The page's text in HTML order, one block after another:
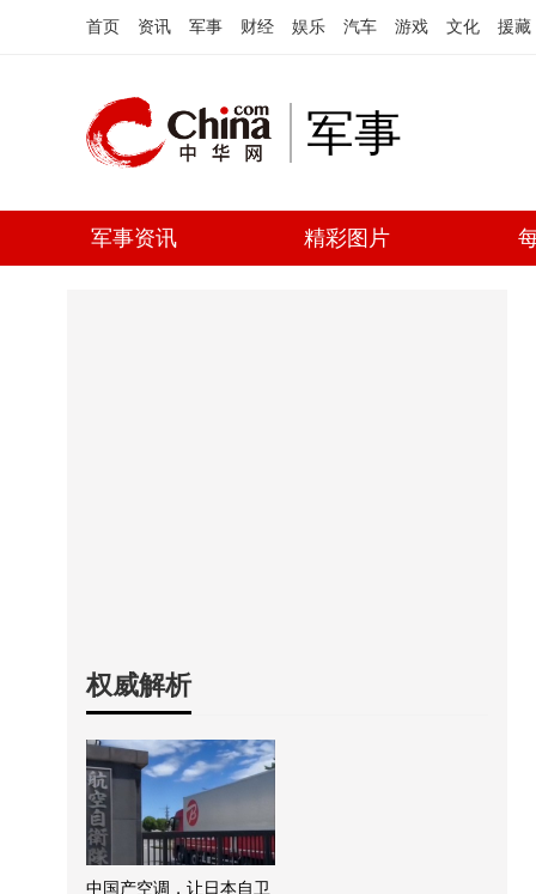
首页 资讯 军事 财经 娱乐 汽车 游戏 文化 援藏
军事
军事资讯 精彩图片
权威解析
中国产空调，让日本自卫